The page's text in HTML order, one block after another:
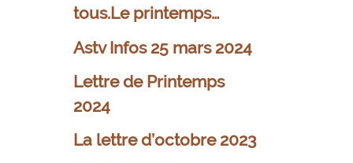
tous.Le printemps…
Astv Infos 25 mars 2024
Lettre de Printemps
2024
La lettre d’octobre 2023